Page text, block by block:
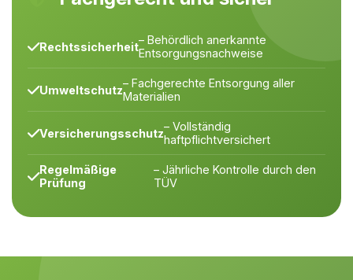
Rechtssicherheit– Behördlich anerkannte
Entsorgungsnachweise
Umweltschutz– Fachgerechte Entsorgung aller
Materialien
Versicherungsschutz– Vollständig
haftpflichtversichert
Regelmäßige
Prüfung
– Jährliche Kontrolle durch den
TÜV